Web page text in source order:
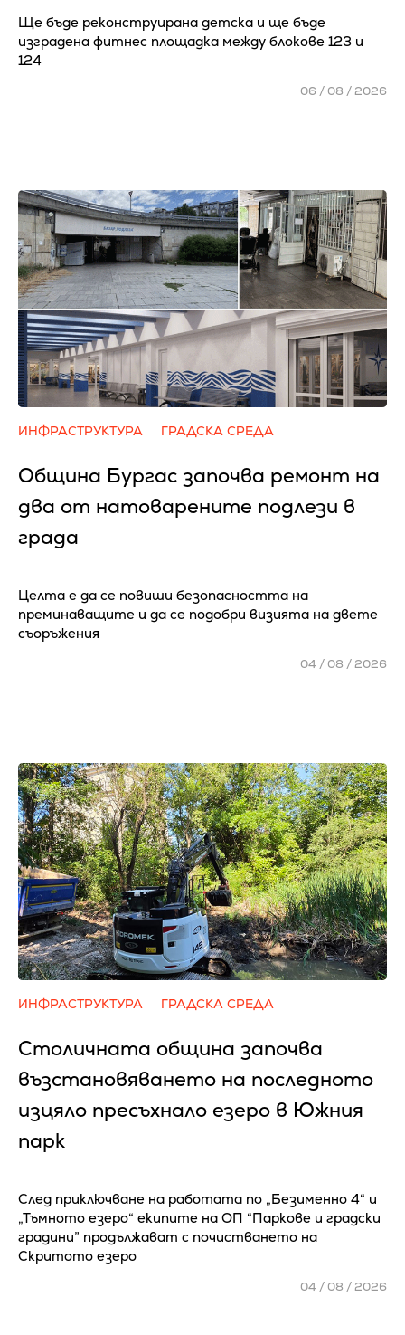
Ще бъде реконструирана детска и ще бъде
изградена фитнес площадка между блокове 123 и
124
06 / 08 / 2026
ИНФРАСТРУКТУРА ГРАДСКА СРЕДА
Община Бургас започва ремонт на
два от натоварените подлези в
града
Целта е да се повиши безопасността на
преминаващите и да се подобри визията на двете
съоръжения
04 / 08 / 2026
ИНФРАСТРУКТУРА ГРАДСКА СРЕДА
Столичната община започва
възстановяването на последното
изцяло пресъхнало езеро в Южния
парк
След приключване на работата по „Безименно 4“ и
„Тъмното езеро“ екипите на ОП “Паркове и градски
градини” продължават с почистването на
Скритото езеро
04 / 08 / 2026